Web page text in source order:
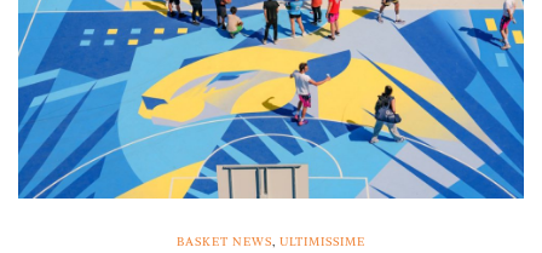
BASKET NEWS, ULTIMISSIME